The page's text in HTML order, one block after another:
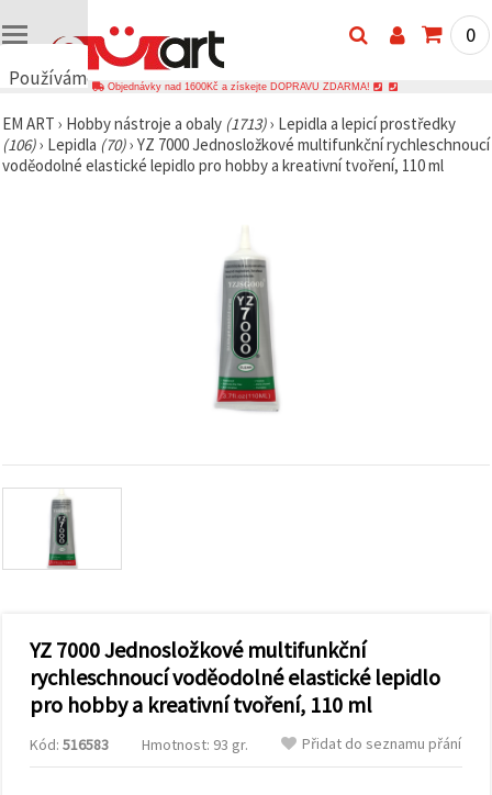
Používáme
🍪
Používáme
cookies a
zobrazovali
obsah a
reklamu, a
pomocí
našich
marketing.
souhlasit s
použitím
všech
cookies
kliknutím
0
Objednávky nad 1600Kč a získejte DOPRAVU ZDARMA!
EM ART › Hobby nástroje a obaly (1713)› Lepidla a lepicí prostředky
(106)› Lepidla (70)› YZ 7000 Jednosložkové multifunkční rychleschnoucí
voděodolné elastické lepidlo pro hobby a kreativní tvoření, 110 ml
YZ 7000 Jednosložkové multifunkční
rychleschnoucí voděodolné elastické lepidlo
pro hobby a kreativní tvoření, 110 ml
Kód: 516583 Hmotnost: 93 gr. Přidat do seznamu přání